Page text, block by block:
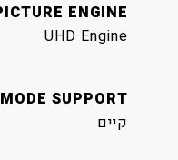
ENGINE
UHD Engine
SUPPORT
קיים